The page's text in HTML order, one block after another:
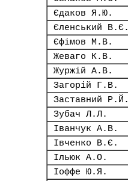
Єдаков Я.Ю.
Єленський В.Є.
Єфімов М.В.
Жеваго К.В.
Журжій А.В.
Загорій Г.В.
Заставний Р.Й.
Зубач Л.Л.
Іванчук А.В.
Івченко В.Є.
Ільюк А.О.
Іоффе Ю.Я.